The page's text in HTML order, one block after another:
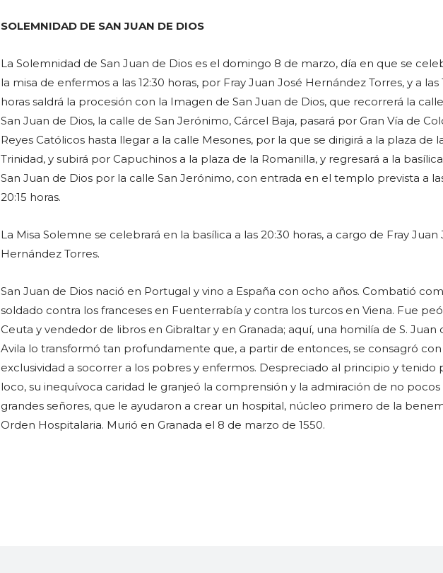
SOLEMNIDAD DE SAN JUAN DE DIOS
La Solemnidad de San Juan de Dios es el domingo 8 de marzo, día en que se
la misa de enfermos a las 12:30 horas, por Fray Juan José Hernández Torres, y a las
horas saldrá la procesión con la Imagen de San Juan de Dios, que recorrerá la
San Juan de Dios, la calle de San Jerónimo, Cárcel Baja, pasará por Gran Vía de
Reyes Católicos hasta llegar a la calle Mesones, por la que se dirigirá a la plaza de
Trinidad, y subirá por Capuchinos a la plaza de la Romanilla, y regresará a la
San Juan de Dios por la calle San Jerónimo, con entrada en el templo prevista a
20:15 horas.
La Misa Solemne se celebrará en la basílica a las 20:30 horas, a cargo de Fray Juan
Hernández Torres.
San Juan de Dios nació en Portugal y vino a España con ocho años. Combatió
soldado contra los franceses en Fuenterrabía y contra los turcos en Viena. Fue
Ceuta y vendedor de libros en Gibraltar y en Granada; aquí, una homilía de S. Juan
Avila lo transformó tan profundamente que, a partir de entonces, se consagró con
exclusividad a socorrer a los pobres y enfermos. Despreciado al principio y tenido
loco, su inequívoca caridad le granjeó la comprensión y la admiración de no pocos
grandes señores, que le ayudaron a crear un hospital, núcleo primero de la
Orden Hospitalaria. Murió en Granada el 8 de marzo de 1550.